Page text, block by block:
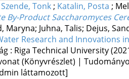
Szende, Tonk; Katalin, Posta ;
By-Product Saccharomyces
Maryna; Juhna, Talis; Dejus,
Research and Innovations
: Riga Technical University
(Könyvrészlet) |
láttamozott]